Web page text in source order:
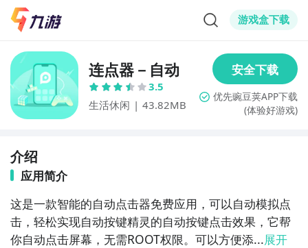
游戏盒下载
连点器－自动
3.5
生活休闲 | 43.82MB (体验好游戏)
介绍
应用简介
这是一款智能的自动点击器免费应用，可以自动模拟点
击，轻松实现自动按键精灵的自动按键点击效果，它帮
你自动点击屏幕，无需ROOT权限。可以方便添...展开